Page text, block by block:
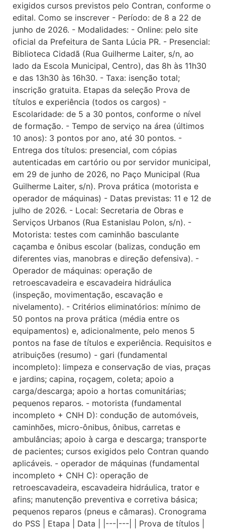
exigidos cursos previstos pelo Contran, conforme o
edital. Como se inscrever - Período: de 8 a 22 de
junho de 2026. - Modalidades: - Online: pelo site
oficial da Prefeitura de Santa Lúcia PR. - Presencial:
Biblioteca Cidadã (Rua Guilherme Laiter, s/n, ao
lado da Escola Municipal, Centro), das 8h às 11h30
e das 13h30 às 16h30. - Taxa: isenção total;
inscrição gratuita. Etapas da seleção Prova de
títulos e experiência (todos os cargos) -
Escolaridade: de 5 a 30 pontos, conforme o nível
de formação. - Tempo de serviço na área (últimos
10 anos): 3 pontos por ano, até 30 pontos. -
Entrega dos títulos: presencial, com cópias
autenticadas em cartório ou por servidor municipal,
em 29 de junho de 2026, no Paço Municipal (Rua
Guilherme Laiter, s/n). Prova prática (motorista e
operador de máquinas) - Datas previstas: 11 e 12 de
julho de 2026. - Local: Secretaria de Obras e
Serviços Urbanos (Rua Estanislau Polon, s/n). -
Motorista: testes com caminhão basculante
caçamba e ônibus escolar (balizas, condução em
diferentes vias, manobras e direção defensiva). -
Operador de máquinas: operação de
retroescavadeira e escavadeira hidráulica
(inspeção, movimentação, escavação e
nivelamento). - Critérios eliminatórios: mínimo de
50 pontos na prova prática (média entre os
equipamentos) e, adicionalmente, pelo menos 5
pontos na fase de títulos e experiência. Requisitos e
atribuições (resumo) - gari (fundamental
incompleto): limpeza e conservação de vias, praças
e jardins; capina, roçagem, coleta; apoio a
carga/descarga; apoio a hortas comunitárias;
pequenos reparos. - motorista (fundamental
incompleto + CNH D): condução de automóveis,
caminhões, micro-ônibus, ônibus, carretas e
ambulâncias; apoio à carga e descarga; transporte
de pacientes; cursos exigidos pelo Contran quando
aplicáveis. - operador de máquinas (fundamental
incompleto + CNH C): operação de
retroescavadeira, escavadeira hidráulica, trator e
afins; manutenção preventiva e corretiva básica;
pequenos reparos (pneus e câmaras). Cronograma
do PSS | Etapa | Data | |---|---| | Prova de títulos |